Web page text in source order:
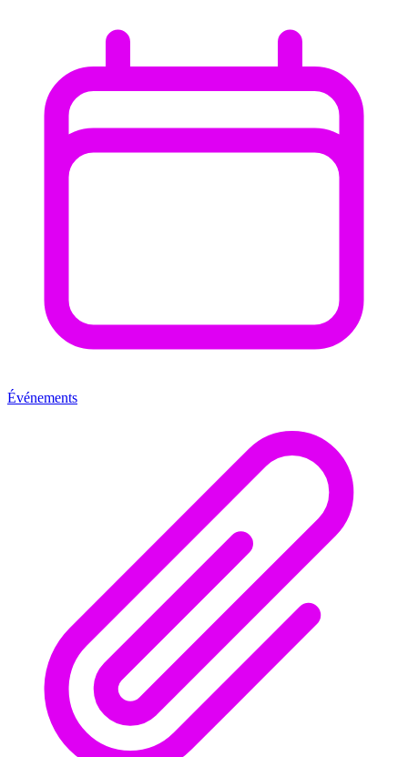
Événements